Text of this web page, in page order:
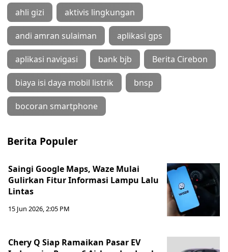
ahli gizi aktivis lingkungan
andi amran sulaiman aplikasi gps
aplikasi navigasi bank bjb Berita Cirebon
biaya isi daya mobil listrik bnsp
bocoran smartphone
Berita Populer
Saingi Google Maps, Waze Mulai
Gulirkan Fitur Informasi Lampu Lalu
Lintas
15 Jun 2026, 2:05 PM
Chery Q Siap Ramaikan Pasar EV